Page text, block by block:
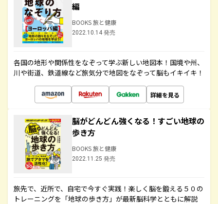
編
BOOKS 旅と健康
2022.10.14 発売
各国の地形や関係性をなぞって学ぶ新しい地図本！国境や州、
川や街道、鉄道線など旅気分で地図をなぞって脳もイキイキ！
詳細を見る
脳がどんどん強くなる！すごい地球の
歩き方
BOOKS 旅と健康
2022.11.25 発売
旅先で、近所で、自宅で今すぐ実践！楽しく脳を鍛える５０の
トレーニングを「地球の歩き方」が最新脳科学とともに解説